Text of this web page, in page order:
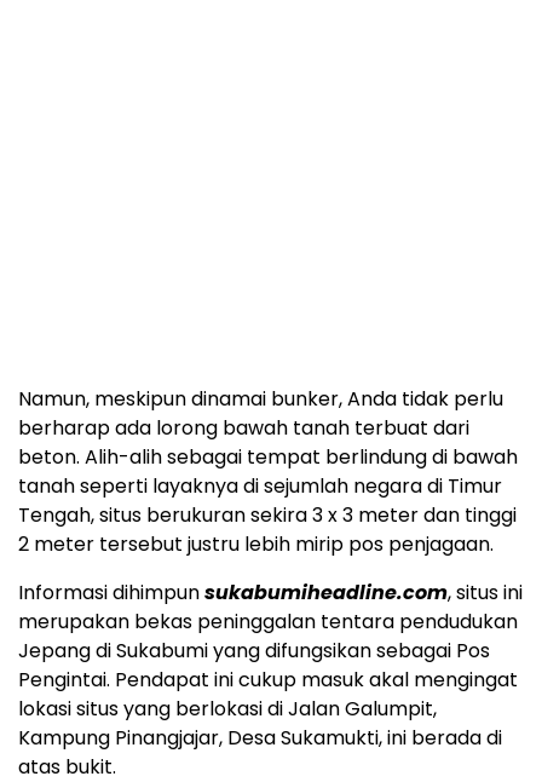
Namun, meskipun dinamai bunker, Anda tidak perlu
berharap ada lorong bawah tanah terbuat dari
beton. Alih-alih sebagai tempat berlindung di bawah
tanah seperti layaknya di sejumlah negara di Timur
Tengah, situs berukuran sekira 3 x 3 meter dan tinggi
2 meter tersebut justru lebih mirip pos penjagaan.
Informasi dihimpunsukabumiheadline.com, situs ini
merupakan bekas peninggalan tentara pendudukan
Jepang di Sukabumi yang difungsikan sebagai Pos
Pengintai. Pendapat ini cukup masuk akal mengingat
lokasi situs yang berlokasi di Jalan Galumpit,
Kampung Pinangjajar, Desa Sukamukti, ini berada di
atas bukit.